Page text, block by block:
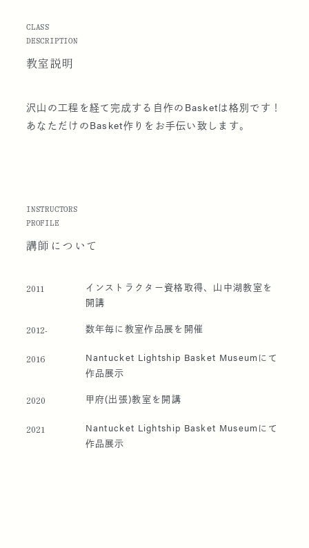
CLASS
DESCRIPTION
教室説明
沢山の工程を経て完成する自作のBasketは格別です！
あなただけのBasket作りをお手伝い致します。
INSTRUCTORS
PROFILE
講師に ついて
2011
インストラクター資格取得、山中湖教室を
開講
2012- 数年毎に教室作品展を開催
2016
Nantucket Lightship Basket Museumにて
作品展示
2020 甲府(出張)教室を開講
2021
Nantucket Lightship Basket Museumにて
作品展示